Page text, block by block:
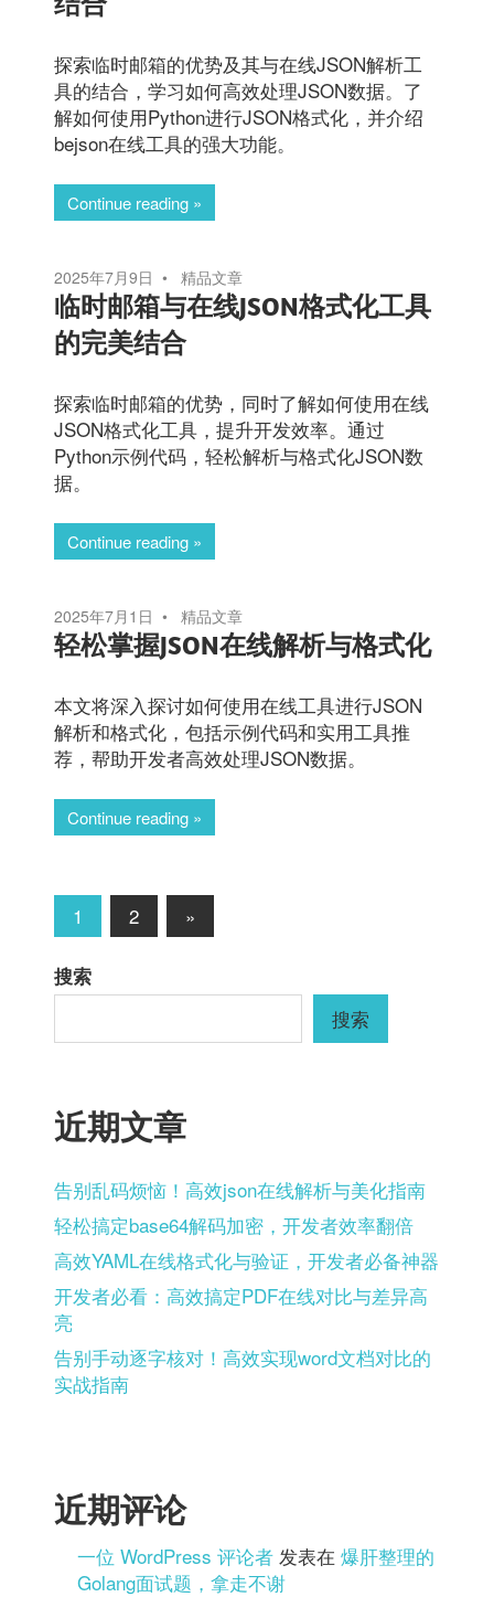
探索临时邮箱的优势及其与在线JSON解析工
具的结合，学习如何高效处理JSON数据。了
解如何使用Python进行JSON格式化，并介绍
bejson在线工具的强大功能。
Continue reading
2025年7月9日 精品文章
临时邮箱与在线JSON格式化工具
的完美结合
探索临时邮箱的优势，同时了解如何使用在线
JSON格式化工具，提升开发效率。通过
Python示例代码，轻松解析与格式化JSON数
据。
Continue reading
2025年7月1日 精品文章
轻松掌握JSON在线解析与格式化
本文将深入探讨如何使用在线工具进行JSON
解析和格式化，包括示例代码和实用工具推
荐，帮助开发者高效处理JSON数据。
Continue reading
文
章
分
页
1 2
Next
Posts
»
搜索
搜索
近期文章
告别乱码烦恼！高效json在线解析与美化指南
轻松搞定base64解码加密，开发者效率翻倍
高效YAML在线格式化与验证，开发者必备神器
开发者必看：高效搞定PDF在线对比与差异高
亮
告别手动逐字核对！高效实现word文档对比的
实战指南
近期评论
一位 WordPress 评论者 发表在爆肝整理的
Golang面试题，拿走不谢